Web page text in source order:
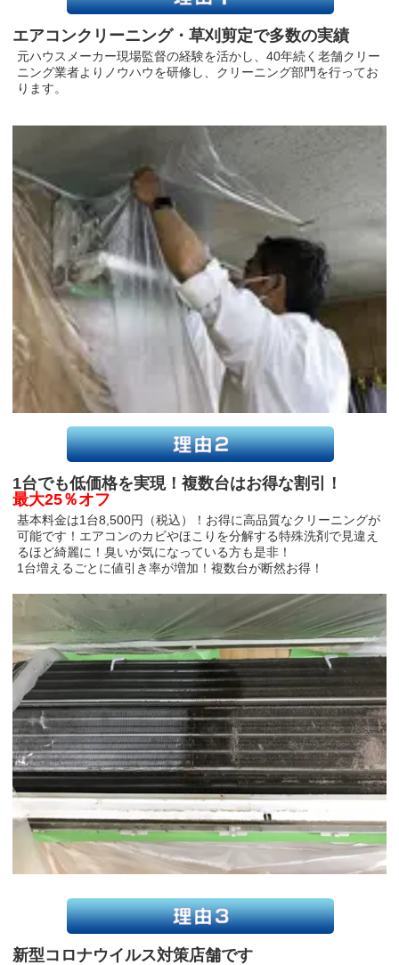
エアコンクリーニング・草刈剪定で多数の実績
元ハウスメーカー現場監督の経験を活かし、40年続く老舗クリー
ニング業者よりノウハウを研修し、クリーニング部門を行ってお
ります。
1台でも低価格を実現！複数台はお得な割引！
最大25％オフ
基本料金は1台8,500円（税込）！お得に高品質なクリーニングが
可能です！エアコンのカビやほこりを分解する特殊洗剤で見違え
るほど綺麗に！臭いが気になっている方も是非！
1台増えるごとに値引き率が増加！複数台が断然お得！
新型コロナウイルス対策店舗です